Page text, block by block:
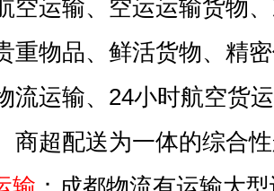
空运输、空运运输货物
重物品、鲜活货物、精
流运输、24小时航空货
商超配送为一体的综合